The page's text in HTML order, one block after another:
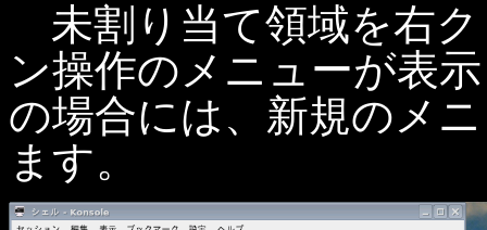
未割り当て領域を右
ン操作のメニューが表
の場合には、新規のメ
ます。